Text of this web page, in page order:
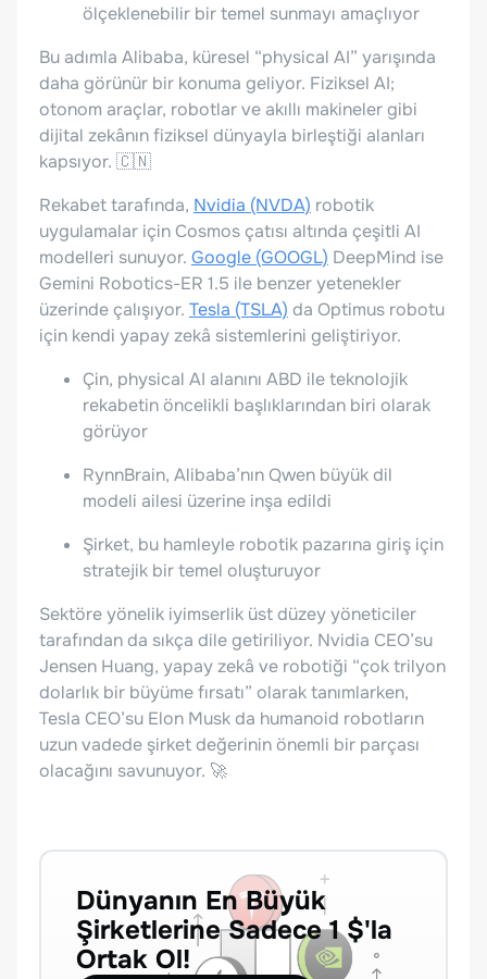
ölçeklenebilir bir temel sunmayı amaçlıyor
Bu adımla Alibaba, küresel “physical AI” yarışında
daha görünür bir konuma geliyor. Fiziksel AI;
otonom araçlar, robotlar ve akıllı makineler gibi
dijital zekânın fiziksel dünyayla birleştiği alanları
kapsıyor. 🇨🇳
Rekabet tarafında, Nvidia (NVDA) robotik
uygulamalar için Cosmos çatısı altında çeşitli AI
modelleri sunuyor. Google (GOOGL) DeepMind ise
Gemini Robotics-ER 1.5 ile benzer yetenekler
üzerinde çalışıyor. Tesla (TSLA) da Optimus robotu
için kendi yapay zekâ sistemlerini geliştiriyor.
Çin, physical AI alanını ABD ile teknolojik
rekabetin öncelikli başlıklarından biri olarak
görüyor
RynnBrain, Alibaba’nın Qwen büyük dil
modeli ailesi üzerine inşa edildi
Şirket, bu hamleyle robotik pazarına giriş için
stratejik bir temel oluşturuyor
Sektöre yönelik iyimserlik üst düzey yöneticiler
tarafından da sıkça dile getiriliyor. Nvidia CEO’su
Jensen Huang, yapay zekâ ve robotiği “çok trilyon
dolarlık bir büyüme fırsatı” olarak tanımlarken,
Tesla CEO’su Elon Musk da humanoid robotların
uzun vadede şirket değerinin önemli bir parçası
olacağını savunuyor. 🚀
Dünyanın En Büyük
Şirketlerine Sadece 1 $'la
Ortak Ol!